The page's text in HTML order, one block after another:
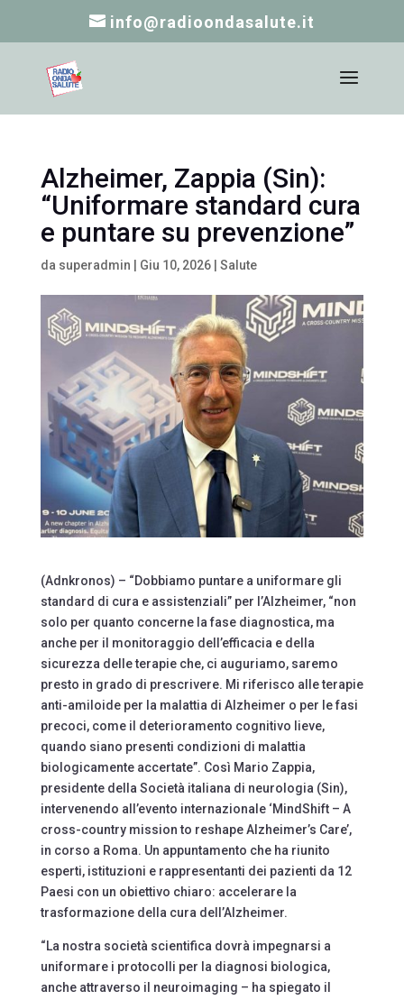
info@radioondasalute.it
Alzheimer, Zappia (Sin):
“Uniformare standard cura
e puntare su prevenzione”
da superadmin Giu 10, 2026| Salute
(Adnkronos) – “Dobbiamo puntare a uniformare gli
standard di cura e assistenziali” per l’Alzheimer, “non
solo per quanto concerne la fase diagnostica, ma
anche per il monitoraggio dell’efficacia e della
sicurezza delle terapie che, ci auguriamo, saremo
presto in grado di prescrivere. Mi riferisco alle terapie
anti-amiloide per la malattia di Alzheimer o per le fasi
precoci, come il deterioramento cognitivo lieve,
quando siano presenti condizioni di malattia
biologicamente accertate”. Così Mario Zappia,
presidente della Società italiana di neurologia (Sin),
intervenendo all’evento internazionale ‘MindShift – A
cross-country mission to reshape Alzheimer’s Care’,
in corso a Roma. Un appuntamento che ha riunito
esperti, istituzioni e rappresentanti dei pazienti da 12
Paesi con un obiettivo chiaro: accelerare la
trasformazione della cura dell’Alzheimer.
“La nostra società scientifica dovrà impegnarsi a
uniformare i protocolli per la diagnosi biologica,
anche attraverso il neuroimaging – ha spiegato il